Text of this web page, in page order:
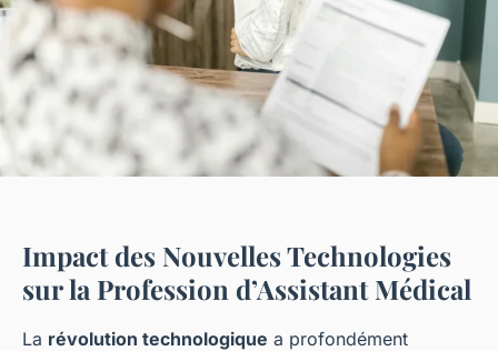
Impact des Nouvelles Technologies
sur la Profession d’Assistant Médical
La révolution technologique a profondément